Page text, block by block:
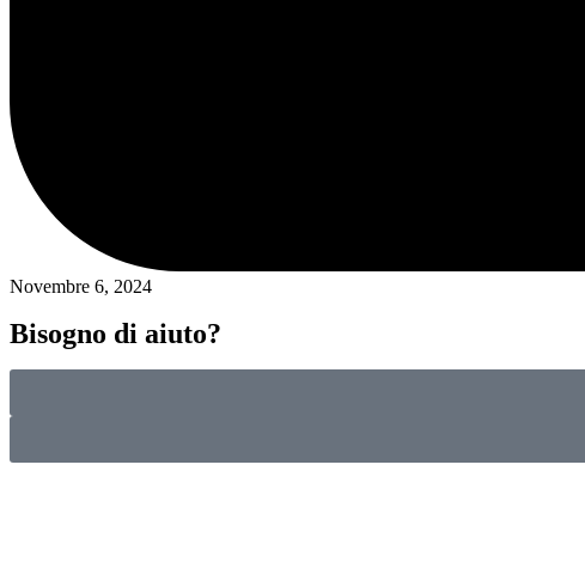
Novembre 6, 2024
Bisogno di aiuto?